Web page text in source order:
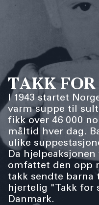
TAKK FOR
I 1943 startet
varm suppe til
fikk over 46 000
måltid hver dag.
ulike
Da
omfattet den opp
takk sendte barna
hjertelig "Takk for
Danmark.